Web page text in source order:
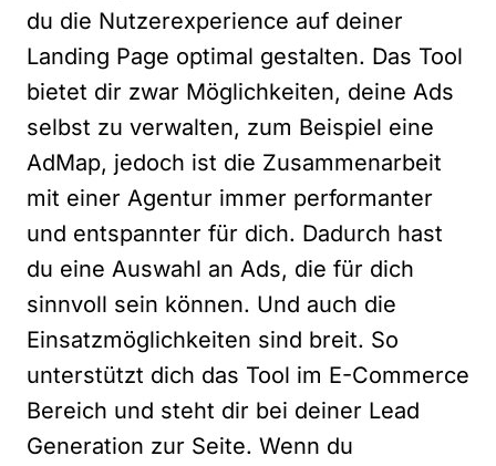
du die Nutzerexperience auf deiner
Landing Page optimal gestalten. Das Tool
bietet dir zwar Möglichkeiten, deine Ads
selbst zu verwalten, zum Beispiel eine
AdMap, jedoch ist die Zusammenarbeit
mit einer Agentur immer performanter
und entspannter für dich. Dadurch hast
du eine Auswahl an Ads, die für dich
sinnvoll sein können. Und auch die
Einsatzmöglichkeiten sind breit. So
unterstützt dich das Tool im E-Commerce
Bereich und steht dir bei deiner Lead
Generation zur Seite. Wenn du